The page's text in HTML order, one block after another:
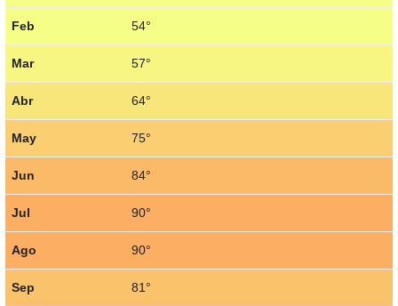
Feb 54°
Mar 57°
Abr 64°
May 75°
Jun 84°
Jul 90°
Ago 90°
Sep 81°